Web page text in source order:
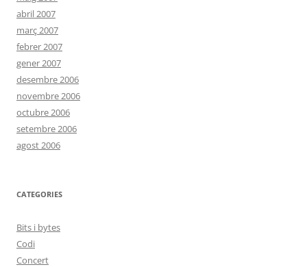
abril 2007
març 2007
febrer 2007
gener 2007
desembre 2006
novembre 2006
octubre 2006
setembre 2006
agost 2006
CATEGORIES
Bits i bytes
Codi
Concert